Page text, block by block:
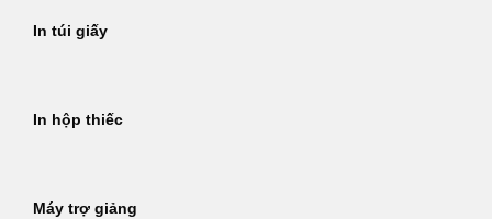
In túi giấy
In hộp thiếc
Máy trợ giảng